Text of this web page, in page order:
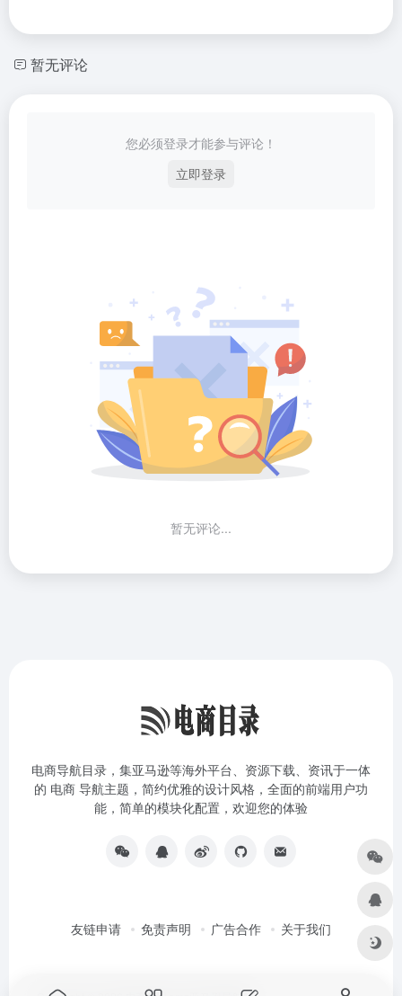
暂无评论
您必须登录才能参与评论！
立即登录
暂无评论...
电商导航目录，集亚马逊等海外平台、资源下载、资讯于一体
的 电商 导航主题，简约优雅的设计风格，全面的前端用户功
能，简单的模块化配置，欢迎您的体验
友链申请 免责声明 广告合作 关于我们